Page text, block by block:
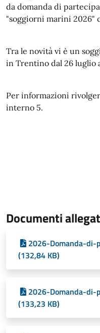
da domanda di
"soggiorni marini 2026"
Tra le novità vi è un
in Trentino dal 26 luglio
Per informazioni
interno 5.
Documenti
2026-Domanda-di-
(132,84 KB)
2026-Domanda-di-
(133,23 KB)